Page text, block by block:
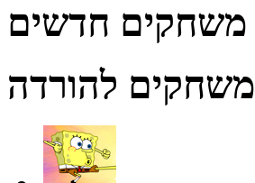
משחקים חדשים
משחקים להורדה